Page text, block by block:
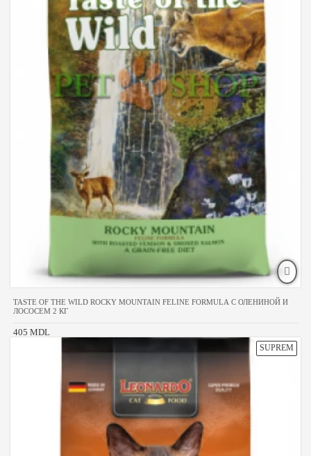
TASTE OF THE WILD ROCKY MOUNTAIN FELINE FORMULA С ОЛЕНИНОЙ И
ЛОСОСЕМ 2 КГ
405 MDL